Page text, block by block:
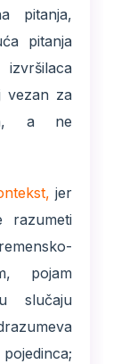
pitanja,
pitanja
vezan za
a ne
jer
razumeti
pojam
slučaju